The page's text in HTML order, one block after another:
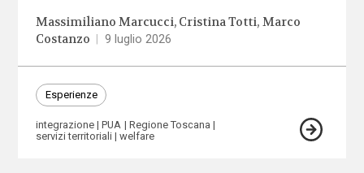
Massimiliano Marcucci Cristina Totti Marco
Costanzo
9 luglio 2026
Esperienze
integrazione PUA
Regione Toscana
servizi territoriali
welfare